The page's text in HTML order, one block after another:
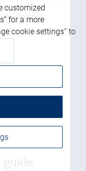
owners
customized
for a more
cookie settings” to